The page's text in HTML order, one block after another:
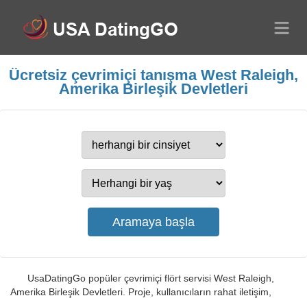
Ücretsiz çevrimiçi tanışma West Raleigh,
Amerika Birleşik Devletleri
UsaDatingGo popüler çevrimiçi flört servisi West Raleigh,
Amerika Birleşik Devletleri. Proje, kullanıcıların rahat iletişim,